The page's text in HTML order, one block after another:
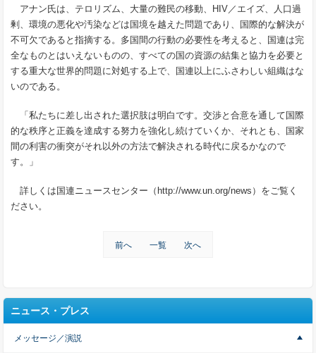
アナン氏は、テロリズム、大量の難民の移動、 HIV／エイズ、人口過
剰、環境の悪化や汚染などは国境を越えた問題であり、国際的な解決が
不可欠であると指摘する。多国間の行動の必要性を考えると、国連は完
全なものとはいえないものの、すべての国の資源の結集と協力を必要と
する重大な世界的問題に対処する上で、国連以上にふさわしい組織はな
いのである。
「私たちに差し出された選択肢は明白です。交渉と合意を通して国際
的な秩序と正義を達成する努力を強化し続けていくか、それとも、国家
間の利害の衝突がそれ以外の方法で解決される時代に戻るかなので
す。」
詳しくは国連ニュースセンター（ http://www.un.org/news ）をご覧く
ださい。
前へ 一覧 次へ
ニュース・プレス
メッセージ／演説